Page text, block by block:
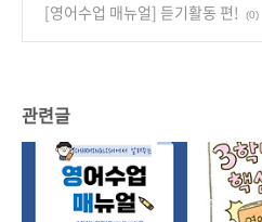
[영어수업 매뉴얼] 듣기활동 편! (0)
관련글